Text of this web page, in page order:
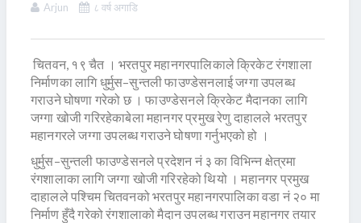
Arjun ८ वर्ष अगाडि
चितवन, १९ चैत । भरतपुर महानगरपालिकाले क्रिकेट रंगशाला
निर्माणका लागि धुर्मुस–सुन्तली फाउण्डेसनलाई जग्गा उपलब्ध
गराउने घोषणा गरेको छ । फाउण्डेसनले क्रिकेट मैदानका लागि
जग्गा खोजी गरिरहेकाबेला महानगर प्रमुख रेणु दाहालले भरतपुर
महानगरले जग्गा उपलब्ध गराउने घोषणा गर्नुभएको हो ।
धुर्मुस–सुन्तली फाउण्डेसनले प्रदेशन नं ३ का विभिन्न क्षेत्रमा
रंगशालाका लागि जग्गा खोजी गरिरहेको थियो । महानगर प्रमुख
दाहालले पश्चिम चितवनको भरतपुर महानगरपालिका वडा नं २० मा
निर्माण हुँदै गरेको रंगशालाको मैदान उपलब्ध गराउन महानगर तयार